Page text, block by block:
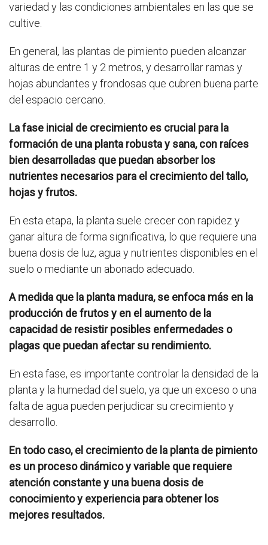
variedad y las condiciones ambientales en las que se
cultive.
En general, las plantas de pimiento pueden alcanzar
alturas de entre 1 y 2 metros, y desarrollar ramas y
hojas abundantes y frondosas que cubren buena parte
del espacio cercano.
La fase inicial de crecimiento es crucial para la
formación de una planta robusta y sana, con raíces
bien desarrolladas que puedan absorber los
nutrientes necesarios para el crecimiento del tallo,
hojas y frutos.
En esta etapa, la planta suele crecer con rapidez y
ganar altura de forma significativa, lo que requiere una
buena dosis de luz, agua y nutrientes disponibles en el
suelo o mediante un abonado adecuado.
A medida que la planta madura, se enfoca más en la
producción de frutos y en el aumento de la
capacidad de resistir posibles enfermedades o
plagas que puedan afectar su rendimiento.
En esta fase, es importante controlar la densidad de la
planta y la humedad del suelo, ya que un exceso o una
falta de agua pueden perjudicar su crecimiento y
desarrollo.
En todo caso, el crecimiento de la planta de pimiento
es un proceso dinámico y variable que requiere
atención constante y una buena dosis de
conocimiento y experiencia para obtener los
mejores resultados.